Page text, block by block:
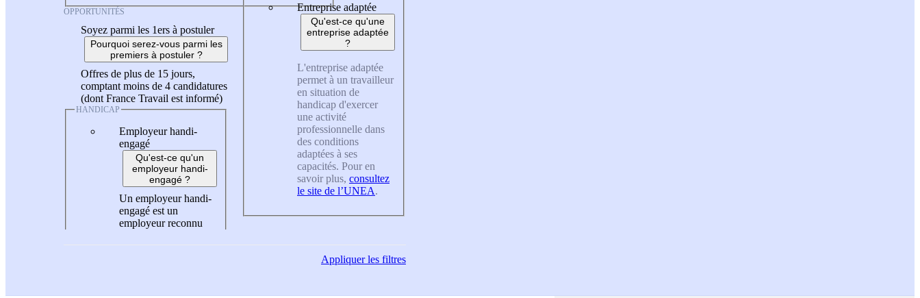
OPPORTUNITÉS
Soyez parmi les 1ers à postuler
Pourquoi serez-vous parmi les
premiers à postuler ?
Offres de plus de 15 jours,
comptant moins de 4 candidatures
(dont France Travail est informé)
HANDICAP
Employeur handi-
engagé
Qu'est-ce qu'un
employeur handi-
engagé ?
Un employeur handi-
engagé est un
employeur reconnu
Entreprise adaptée
Qu'est-ce qu'une
entreprise adaptée
?
L'entreprise adaptée
permet à un travailleur
en situation de
handicap d'exercer
une activité
professionnelle dans
des conditions
adaptées à ses
capacités. Pour en
savoir plus, consultez
le site de l’UNEA.
Appliquerles filtres